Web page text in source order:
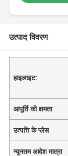
उत्पाद विवरण
हाइलाइट:
आपूर्ति की क्षमता
उत्पत्ति के प्लेस
न्यूनतम आदेश मात्रा